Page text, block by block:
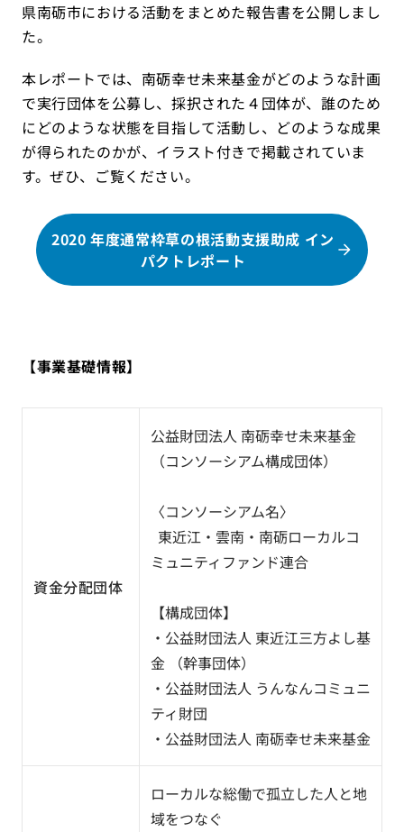
県南砺市における活動をまとめた報告書を公開しまし
た。
本レポートでは、南砺幸せ未来基金がどのような計画
で実行団体を公募し、採択された４団体が、誰のため
にどのような状態を目指して活動し、どのような成果
が得られたのかが、イラスト付きで掲載されていま
す。ぜひ、ご覧ください。
2020 年度通常枠草の根活動支援助成 イン
パクトレポート
【事業基礎情報】
資金分配団体
公益財団法人 南砺幸せ未来基金
（コンソーシアム構成団体）
〈コンソーシアム名〉
東近江・雲南・南砺ローカルコ
ミュニティファンド連合
【構成団体】
・公益財団法人 東近江三方よし基
金 （幹事団体）
・公益財団法人 うんなんコミュニ
ティ財団
・公益財団法人 南砺幸せ未来基金
ローカルな総働で孤立した人と地
域をつなぐ